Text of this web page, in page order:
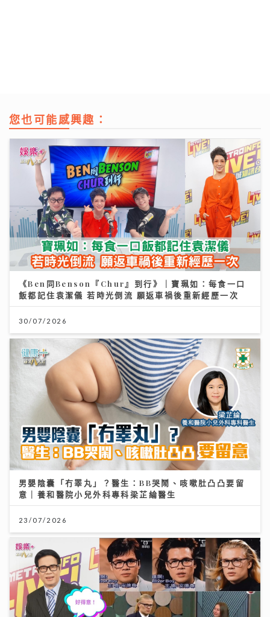
您也可能感興趣：
《Ben同Benson『Chur』到行》｜寶珮如：每食一口
飯都記住袁潔儀 若時光倒流 願返車禍後重新經歷一次
30/07/2026
男嬰陰囊「冇睪丸」？醫生：BB哭鬧、咳嗽肚凸凸要留
意｜養和醫院小兒外科專科梁芷綸醫生
23/07/2026